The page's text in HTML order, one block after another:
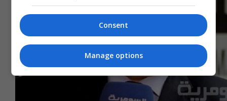
Consent
Manage options